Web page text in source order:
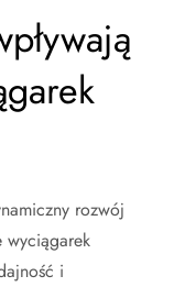
rozwój
wyciągarek
i